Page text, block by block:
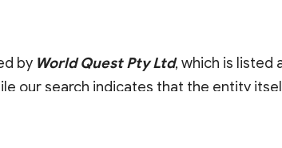
by World Quest Pty Ltd, which is listed
our search indicates that the entity